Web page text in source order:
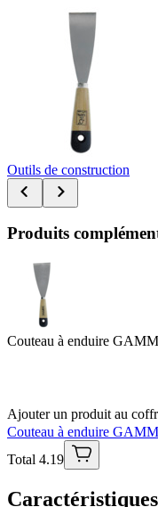
Outils de construction
Produits
Couteau à enduire
Ajouter un produit au
Couteau à enduire
Total 4.19
Caractéristiques